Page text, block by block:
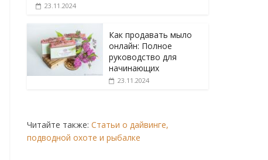
23.11.2024
Как продавать мыло
онлайн: Полное
руководство для
начинающих
23.11.2024
Читайте также: Статьи о дайвинге,
подводной охоте и рыбалке